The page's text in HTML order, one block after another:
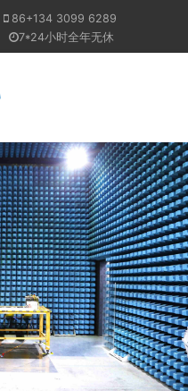
86+134 3099 6289
7*24小时全年无休